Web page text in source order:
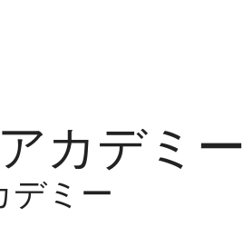
カデミー
デミー